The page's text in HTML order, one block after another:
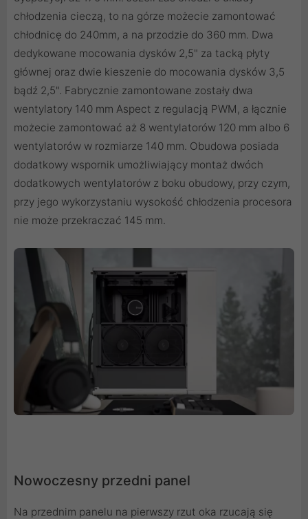
chłodzenia cieczą, to na górze możecie zamontować
chłodnicę do 240mm, a na przodzie do 360 mm. Dwa
dedykowane mocowania dysków 2,5" za tacką płyty
głównej oraz dwie kieszenie do mocowania dysków 3,5
bądź 2,5". Fabrycznie zamontowane zostały dwa
wentylatory 140 mm Aspect z regulacją PWM, a łącznie
możecie zamontować aż 8 wentylatorów 120 mm albo 6
wentylatorów w rozmiarze 140 mm. Obudowa posiada
dodatkowy wspornik umożliwiający montaż dwóch
dodatkowych wentylatorów z boku obudowy, przy czym,
przy jego wykorzystaniu wysokość chłodzenia procesora
nie może przekraczać 145 mm.
Nowoczesny przedni panel
Na przednim panelu na pierwszy rzut oka rzucają się